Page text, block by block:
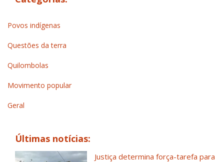
Povos indígenas
Questões da terra
Quilombolas
Movimento popular
Geral
Últimas notícias:
Justiça determina força-tarefa para